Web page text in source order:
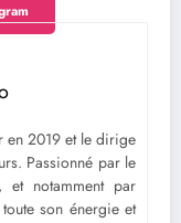
en 2019 et le dirige
Passionné par le
et notamment par
son énergie et